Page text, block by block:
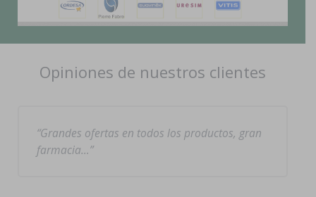
Opiniones de nuestros clientes
Grandes ofertas en todos los productos, gran
farmacia…